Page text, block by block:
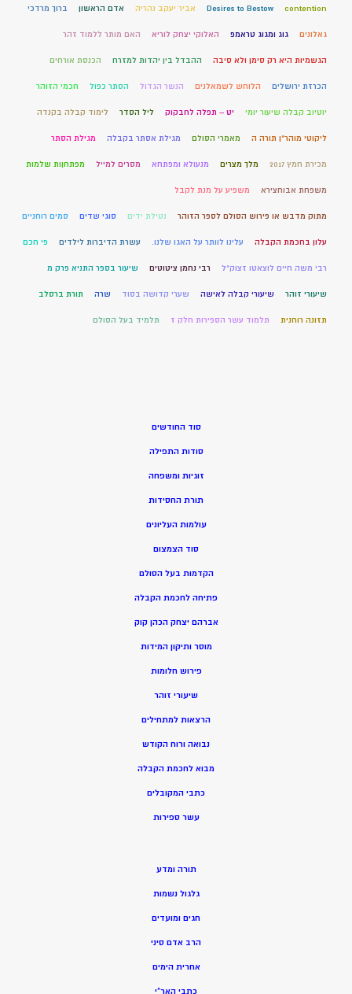
contention
Desires to Bestow אביר יעקב נהריה אדם הראשון ברוך מרדכי
גאלונים גוג ומגוג טראמפ האלוקי יצחק לוריא האם מותר ללמוד זהר
הגשמיות היא רק סימן ולא סיבה ההבדל בין יהדות למזרח הכנסת אורחים
הכרזת ירושלים הלוחש לשמאלנים הנשר הגדול הסתר כפול חכמי הזוהר
יוטיוב קבלה שיעור יומי יט – תפלה לחבקוק ליל הסדר לימוד קבלה בקנדה
ליקוטי מוהר"ן תורה ה מאמרי הסולם מגילת אסתר בקבלה מגילת הסתר
מכירת חמץ 2017 מלך מצרים מנעולא ומפתחא מסרים למייל מפתחןות שלמות
משפחת אבוחצירא משפיע על מנת לקבל
מתוק מדבש או פירוש הסולם לספר הזוהר נטילת ידים סוגי שדים סמים רוחניים
עלון בחכמת הקבלה עלינו לוותר על האגו שלנו. עשרת הדיברות לילדים פי חכם
רבי משה חיים לוצאטו זצוק"ל רבי נחמן ציטוטים שיעור בספר התניא פרק מ
שיעורי זוהר שיעורי קבלה לאישה שערי קדושה בסוד שרה תורת ברסלב
תזונה רוחנית תלמוד עשר הספירות חלק ז תלמיד בעל הסולם
סוד החודשים
סודות התפילה
זוגיות ומשפחה
תורת החסידות
עולמות העליונים
סוד הצמצום
הקדמות בעל הסולם
פתיחה לחכמת הקבלה
אברהם יצחק הכהן קוק
מוסר ותיקון המידות
פירוש חלומות
שיעורי זוהר
הרצאות למתחילים
נבואה ורוח הקודש
מבוא לחכמת הקבלה
כתבי המקובלים
עשר ספירות
תורה ומדע
גלגול נשמות
חגים ומועדים
הרב אדם סיני
אחרית הימים
כתבי האר”י